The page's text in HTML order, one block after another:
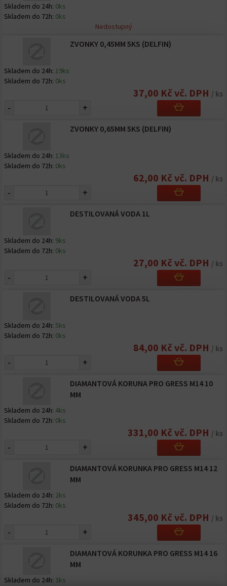
Skladem do 24h: 0ks
Skladem do 72h: 0ks
Nedostupný
ZVONKY 0,45MM 5KS (DELFIN)
Skladem do 24h: 19ks
Skladem do 72h: 0ks
37,00 Kč vč. DPH / ks
- +
ZVONKY 0,65MM 5KS (DELFIN)
Skladem do 24h: 13ks
Skladem do 72h: 0ks
62,00 Kč vč. DPH / ks
- +
DESTILOVANÁ VODA 1L
Skladem do 24h: 9ks
Skladem do 72h: 0ks
27,00 Kč vč. DPH / ks
- +
DESTILOVANÁ VODA 5L
Skladem do 24h: 5ks
Skladem do 72h: 0ks
84,00 Kč vč. DPH / ks
- +
DIAMANTOVÁ KORUNA PRO GRESS M14 10
MM
Skladem do 24h: 4ks
Skladem do 72h: 0ks
331,00 Kč vč. DPH / ks
- +
DIAMANTOVÁ KORUNKA PRO GRESS M14 12
MM
Skladem do 24h: 2ks
Skladem do 72h: 0ks
345,00 Kč vč. DPH / ks
- +
DIAMANTOVÁ KORUNKA PRO GRESS M14 16
MM
Skladem do 24h: 3ks